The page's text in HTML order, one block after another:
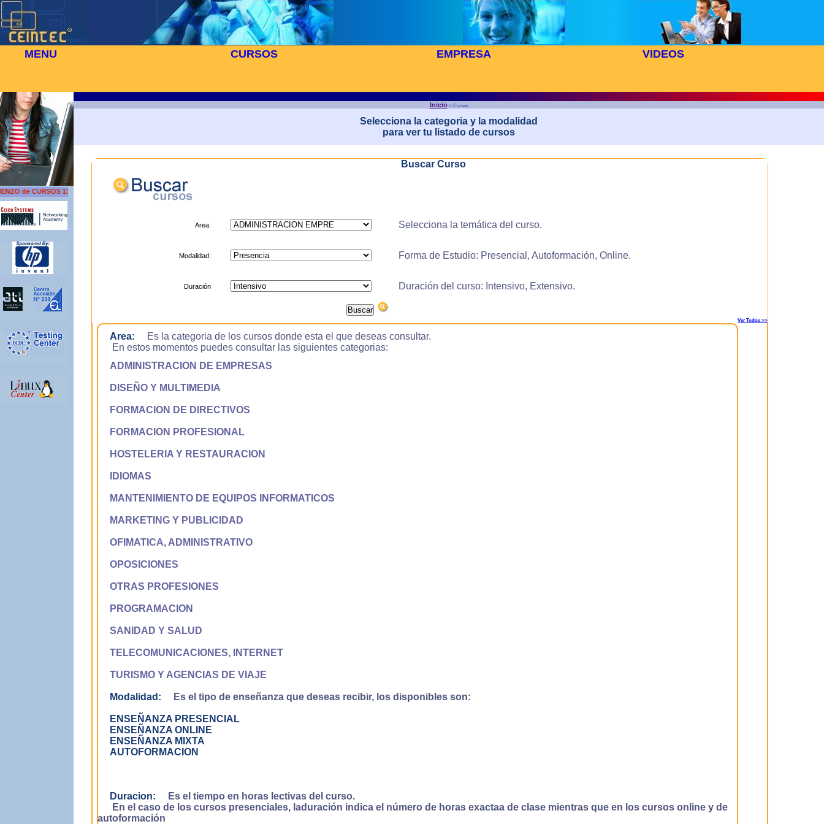
MENU CURSOS EMPRESA VIDEOS
de CURSOS 13 DE AGOSTO
Inicio> Cursos
Selecciona la categoria y la modalidad
para ver tu listado de cursos
Buscar Curso
Area: Selecciona la temática del curso.
Modalidad: Forma de Estudio: Presencial, Autoformación, Online.
Duración Duración del curso: Intensivo, Extensivo.
Ver Todos >>
Area:
Es la categoria de los cursos donde esta el que deseas consultar.
En estos momentos puedes consultar las siguientes categorias:
ADMINISTRACION DE EMPRESAS
DISEÑO Y MULTIMEDIA
FORMACION DE DIRECTIVOS
FORMACION PROFESIONAL
HOSTELERIA Y RESTAURACION
IDIOMAS
MANTENIMIENTO DE EQUIPOS INFORMATICOS
MARKETING Y PUBLICIDAD
OFIMATICA, ADMINISTRATIVO
OPOSICIONES
OTRAS PROFESIONES
PROGRAMACION
SANIDAD Y SALUD
TELECOMUNICACIONES, INTERNET
TURISMO Y AGENCIAS DE VIAJE
Modalidad: Es el tipo de enseñanza que deseas recibir, los disponibles son:
ENSEÑANZA PRESENCIAL
ENSEÑANZA ONLINE
ENSEÑANZA MIXTA
AUTOFORMACION
Duracion:
Es el tiempo en horas lectivas del curso.
En el caso de los cursos presenciales, laduración indica el número de horas exactaa de clase mientras que en los cursos online y de
autoformación